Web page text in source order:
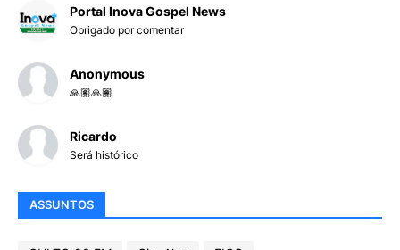
Portal Inova Gospel News
Obrigado por comentar
Anonymous
🙏🏽🙏🏽
Ricardo
Será histórico
ASSUNTOS